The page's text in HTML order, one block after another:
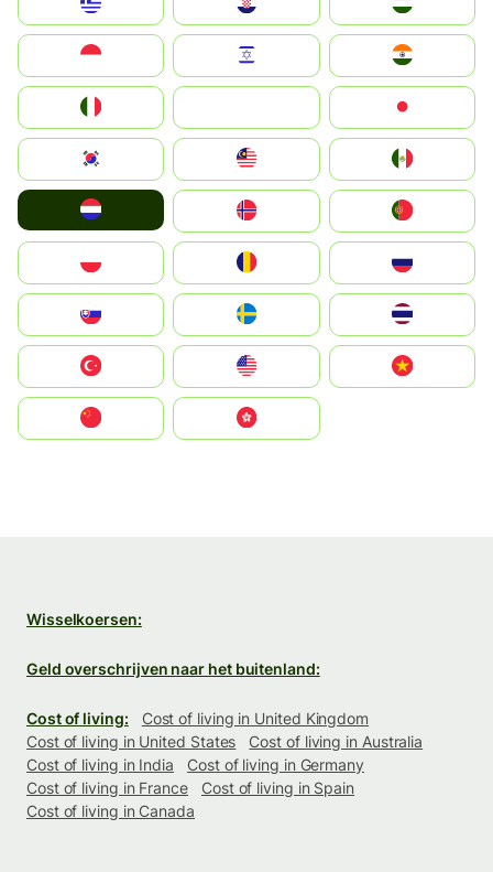
South Korea
United States
中國香港特別行政區
Wisselkoersen:
Geld overschrijven naar het buitenland:
Cost of living:
Cost of living in United Kingdom
Cost of living in United States
Cost of living in Australia
Cost of living in India
Cost of living in Germany
Cost of living in France
Cost of living in Spain
Cost of living in Canada